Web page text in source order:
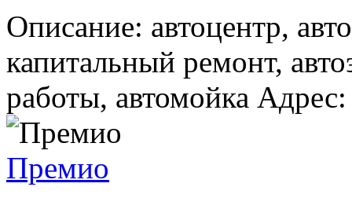
Описание: автоцентр,
капитальный ремонт,
работы, автомойка
Премио